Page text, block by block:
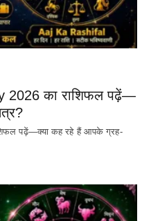
2026 का राशिफल पढ़ें—
पढ़ें—क्या कह रहे हैं आपके ग्रह-